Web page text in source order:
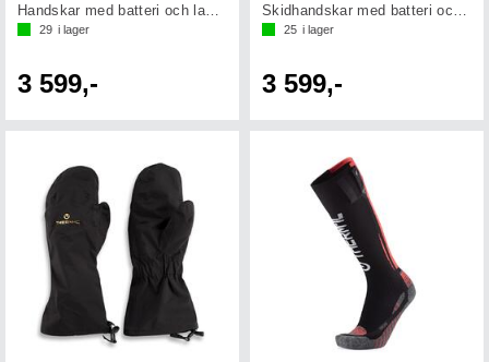
Handskar med batteri och laddkabel
29 i lager
3 599,-
25 i lager
3 599,-